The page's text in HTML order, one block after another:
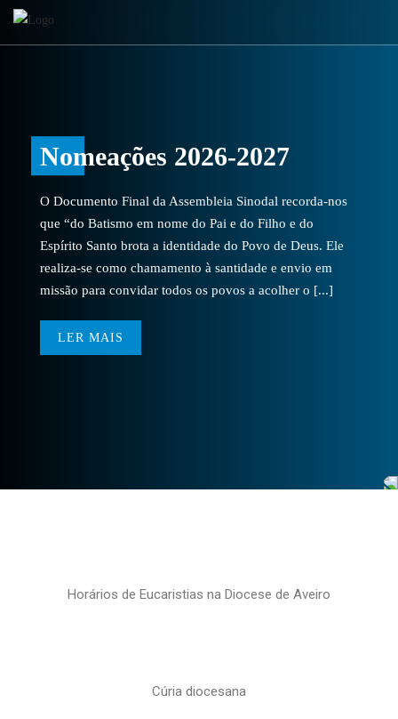
Nomeações 2026-2027
O Documento Final da Assembleia Sinodal recorda-nos
que “do Batismo em nome do Pai e do Filho e do
Espírito Santo brota a identidade do Povo de Deus. Ele
realiza-se como chamamento à santidade e envio em
missão para convidar todos os povos a acolher o [...]
LER MAIS
Horários de Eucaristias na Diocese de Aveiro
Cúria diocesana